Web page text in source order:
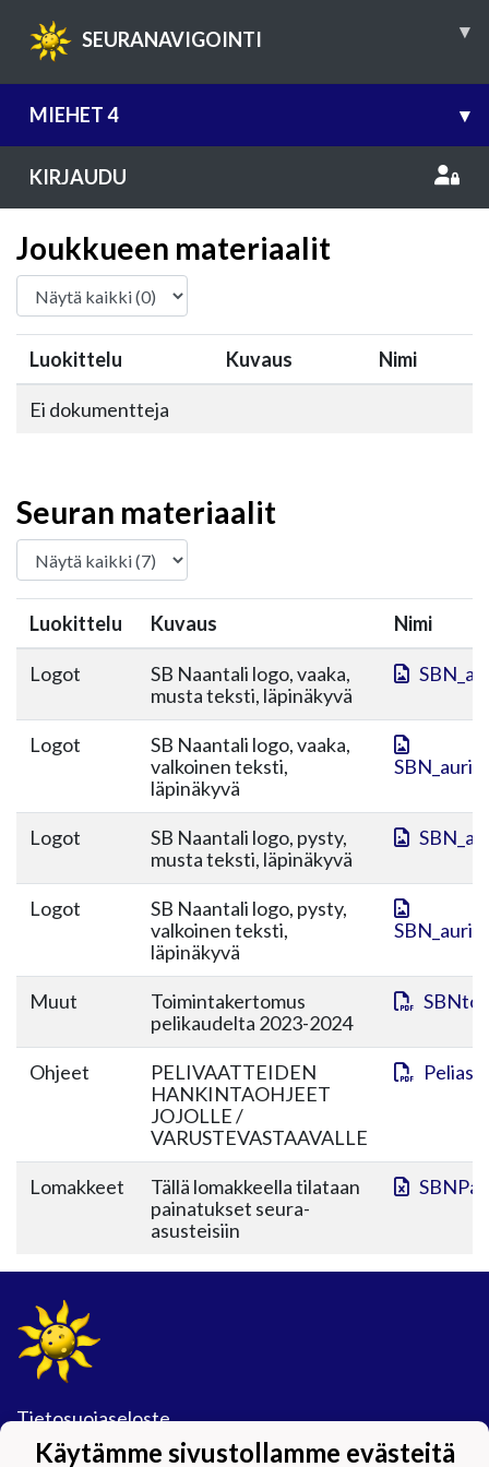
SEURANAVIGOINTI ▾
MIEHET 4 ▾
KIRJAUDU
Joukkueen materiaalit
Luokittelu Kuvaus Nimi
Ei dokumentteja
Seuran materiaalit
Luokittelu Kuvaus Nimi
Logot
SB Naantali logo, vaaka,
musta teksti, läpinäkyvä
Logot
SB Naantali logo, vaaka,
valkoinen teksti,
läpinäkyvä
Logot
SB Naantali logo, pysty,
musta teksti, läpinäkyvä
Logot
SB Naantali logo, pysty,
valkoinen teksti,
läpinäkyvä
Muut
Toimintakertomus
pelikaudelta 2023-2024
Ohjeet
PELIVAATTEIDEN
HANKINTAOHJEET
JOJOLLE /
VARUSTEVASTAAVALLE
Lomakkeet
Tällä lomakkeella tilataan
painatukset seura-
asusteisiin
Tietosuojaseloste
Käytämme sivustollamme evästeitä